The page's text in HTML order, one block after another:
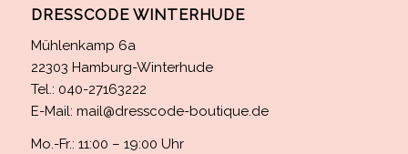
DRESSCODE WINTERHUDE
Mühlenkamp 6a
22303 Hamburg-Winterhude
Tel.: 040-27163222
E-Mail: mail@dresscode-boutique.de
Mo.-Fr.: 11:00 – 19:00 Uhr